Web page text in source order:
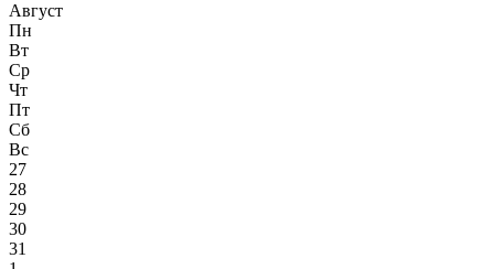
Август
Пн
Вт
Ср
Чт
Пт
Сб
Вс
27
28
29
30
31